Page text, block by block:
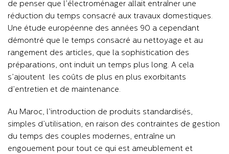
de penser que l’électroménager allait entraîner une
réduction du temps consacré aux travaux domestiques.
Une étude européenne des années 90 a cependant
démontré que le temps consacré au nettoyage et au
rangement des articles, que la sophistication des
préparations, ont induit un temps plus long. A cela
s’ajoutent les coûts de plus en plus exorbitants
d’entretien et de maintenance.
Au Maroc, l’introduction de produits standardisés,
simples d’utilisation, en raison des contraintes de gestion
du temps des couples modernes, entraîne un
engouement pour tout ce qui est ameublement et